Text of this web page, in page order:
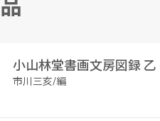
品
小山林堂書画文房図録 乙
市川三亥/編